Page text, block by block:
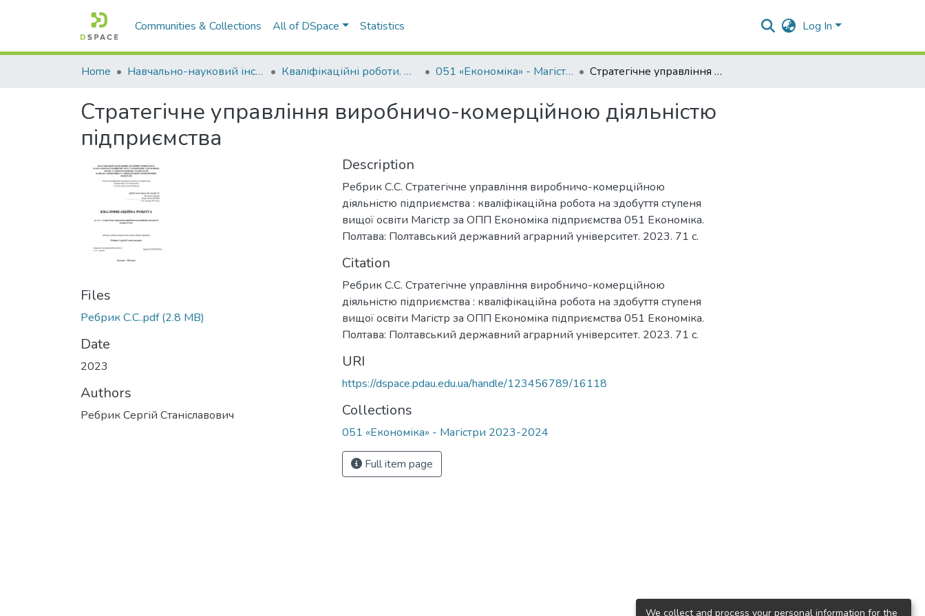
Communities & Collections All of DSpace Statistics Log In
Home Навчально-науковий інститут економіки, управління, права та інформаційних технологій Кваліфікаційні роботи. ННІ економіки, управління, права та ІТ 051 «Економіка» - Магістри 2023-2024 Стратегічне управління виробничо-комерційною діяльністю підприємства
Стратегічне управління виробничо-комерційною діяльністю
підприємства
Files
Ребрик С.С..pdf(2.8 MB)
Date
2023
Authors
Ребрик Сергій Станіславович
Description
Ребрик С.С. Стратегічне управління виробничо-комерційною
діяльністю підприємства : кваліфікаційна робота на здобуття ступеня
вищої освіти Магістр за ОПП Економіка підприємства 051 Економіка.
Полтава: Полтавський державний аграрний університет. 2023. 71 с.
Citation
Ребрик С.С. Стратегічне управління виробничо-комерційною
діяльністю підприємства : кваліфікаційна робота на здобуття ступеня
вищої освіти Магістр за ОПП Економіка підприємства 051 Економіка.
Полтава: Полтавський державний аграрний університет. 2023. 71 с.
URI
https://dspace.pdau.edu.ua/handle/123456789/16118
Collections
051 «Економіка» - Магістри 2023-2024
Full item page
We collect and process your personal information for the